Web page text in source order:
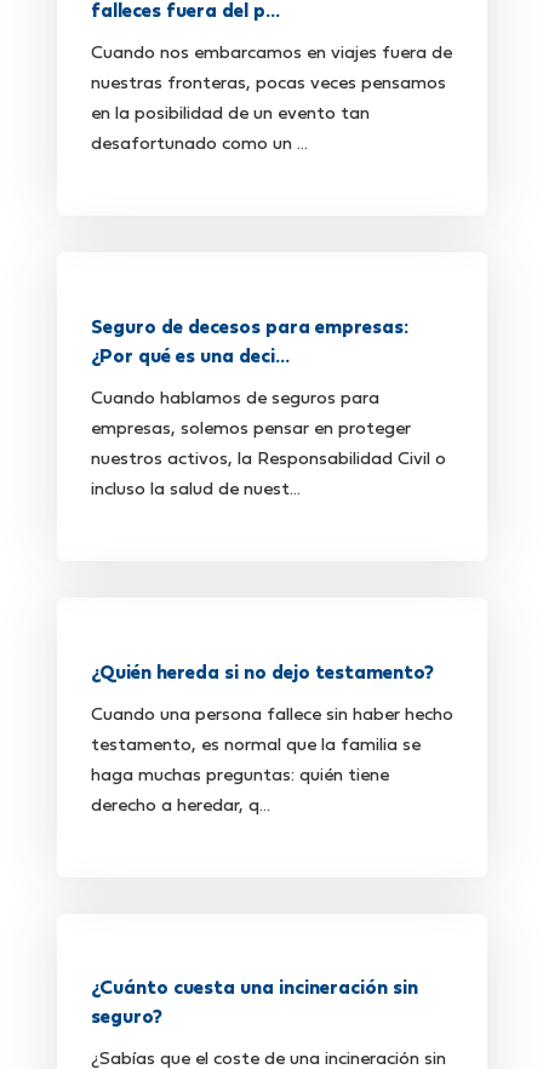
falleces fuera del p...
Cuando nos embarcamos en viajes fuera de
nuestras fronteras, pocas veces pensamos
en la posibilidad de un evento tan
desafortunado como un ...
Seguro de decesos para empresas:
¿Por qué es una deci...
Cuando hablamos de seguros para
empresas, solemos pensar en proteger
nuestros activos, la Responsabilidad Civil o
incluso la salud de nuest...
¿Quién hereda si no dejo testamento?
Cuando una persona fallece sin haber hecho
testamento, es normal que la familia se
haga muchas preguntas: quién tiene
derecho a heredar, q...
¿Cuánto cuesta una incineración sin
seguro?
¿Sabías que el coste de una incineración sin